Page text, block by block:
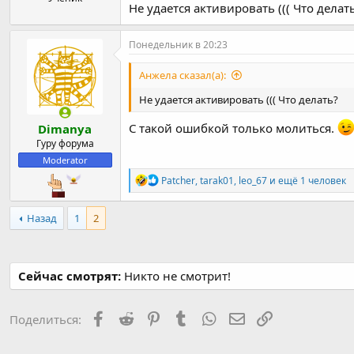
Не удается активировать ((( Что
Dimanya
Гуру форума
Moderator
Понедельник в 20:23
Анжела сказал(а):
Не удается активировать ((( Что делать?
С такой ошибкой только молиться.
Р
е
а
:
Patcher,tarak01, leo_67и ещё 1 человек
Назад 1 2
Сейчас смотрят:Никто не смотрит!
Поделиться: Facebook
Reddit PinterestTumblrWhatsAppЭлектронная